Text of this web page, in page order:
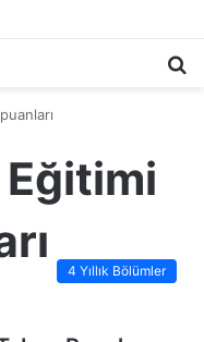
4 Yıllık Bölümler